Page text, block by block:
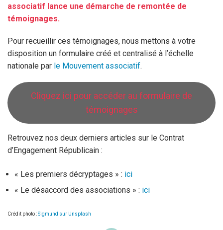
associatif lance une démarche de remontée de
témoignages.
Pour recueillir ces témoignages, nous mettons à votre
disposition un formulaire créé et centralisé à l’échelle
nationale par le Mouvement associatif.
Cliquez ici pour accéder au formulaire de
témoignages
Retrouvez nos deux derniers articles sur le Contrat
d’Engagement Républicain :
« Les premiers décryptages » : ici
« Le désaccord des associations » : ici
Crédit photo :Sigmund sur Unsplash